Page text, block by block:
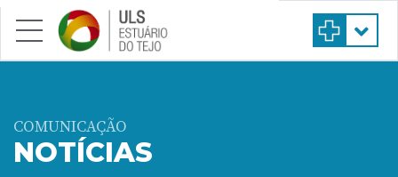
Saltar para conteúdo principal
COMUNICAÇÃO
NOTÍCIAS